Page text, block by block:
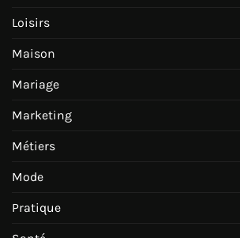
Loisirs
Maison
Mariage
Marketing
Métiers
Mode
Pratique